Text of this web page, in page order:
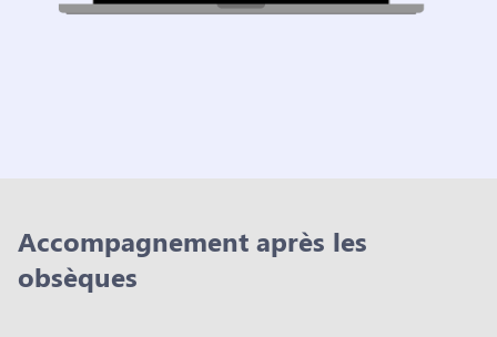
Accompagnement après les
obsèques